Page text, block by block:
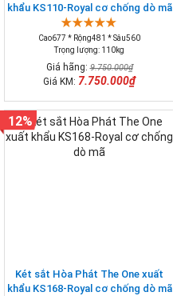
khẩu KS110-Royal cơ chống dò mã
Cao677 * Rộng481 * Sâu560
Trọng lượng: 110kg
Giá hãng:9.750.000₫
Giá KM: 7.750.000₫
Két sắt Hòa Phát The One xuất
khẩu KS168-Royal cơ chống dò mã
12%